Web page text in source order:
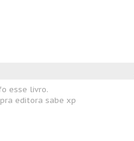
esse livro.
editora sabe xp